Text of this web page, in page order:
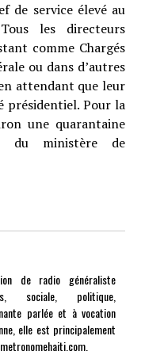
de service élevé au
les directeurs
comme Chargés
ou dans d’autres
attendant que leur
présidentiel. Pour la
une quarantaine
du ministère de
de radio généraliste
sociale, politique,
parlée et à vocation
elle est principalement